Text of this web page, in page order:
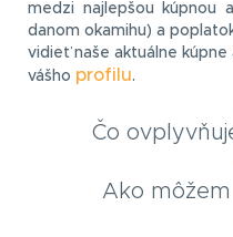
medzi najlepšou kúpnou
danom okamihu) a
vidieť naše aktuálne
vášho profilu.
Čo
Ako